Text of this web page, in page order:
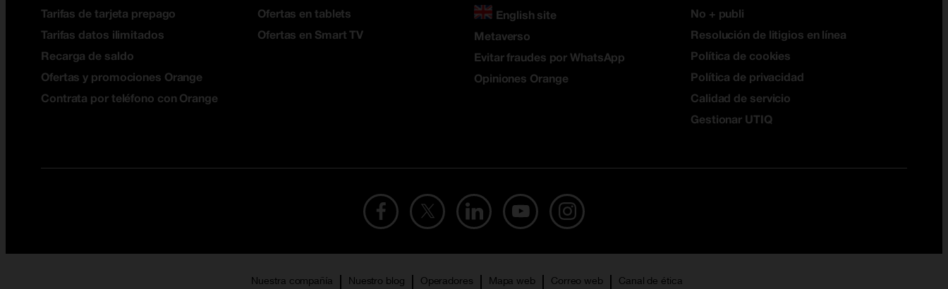
Tarifas de tarjeta prepago
Tarifas datos ilimitados
Recarga de saldo
Ofertas y promociones Orange
Contrata por teléfono con Orange
Ofertas en tablets
Ofertas en Smart TV
English site
Metaverso
Evitar fraudes por WhatsApp
Opiniones Orange
No + publi
Resolución de litigios en línea
Política de cookies
Política de privacidad
Calidad de servicio
Gestionar UTIQ
Nuestra compañía Nuestro blog Operadores Mapa web Correo web Canal de ética